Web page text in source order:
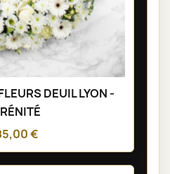
DEUIL LYON -
€